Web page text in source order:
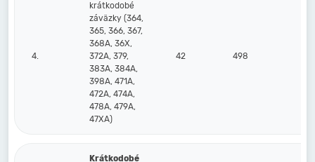
4.
krátkodobé
záväzky (364,
365, 366, 367,
368A, 36X,
372A, 379,
383A, 384A,
398A, 471A,
472A, 474A,
478A, 479A,
47XA)
42 498
Krátkodobé